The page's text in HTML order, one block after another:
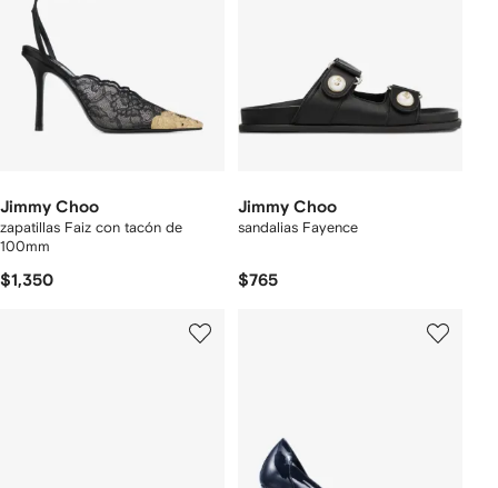
Jimmy Choo
zapatillas Faiz con tacón de
100mm
$1,350
Jimmy Choo
sandalias Fayence
$765